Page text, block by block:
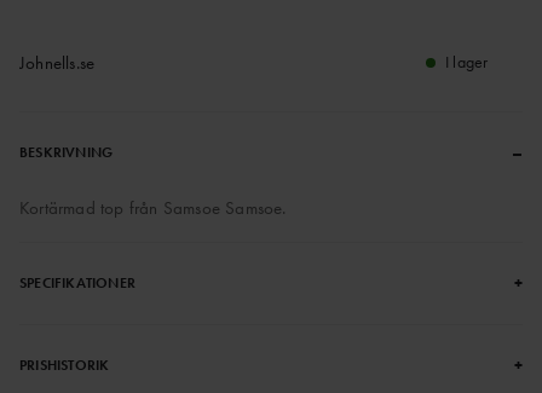
Johnells.se I lager
BESKRIVNING –
Kortärmad top från Samsoe Samsoe.
SPECIFIKATIONER +
PRISHISTORIK +